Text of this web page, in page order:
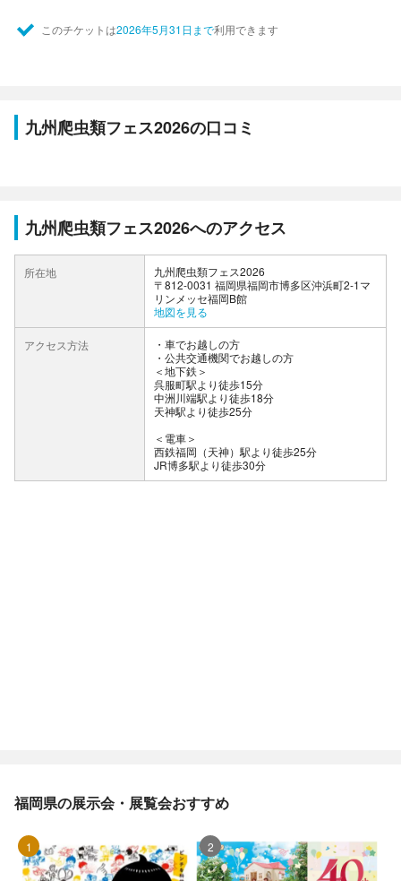
このチケットは2026年5月31日まで利用できます
九州爬虫類フェス2026の口コミ
九州爬虫類フェス2026へのアクセス
所在地
九州爬虫類フェス2026
〒812-0031 福岡県福岡市博多区沖浜町2-1マ
リンメッセ福岡B館
地図を見る
アクセス方法
車でお越しの方
公共交通機関でお越しの方
＜地下鉄＞
呉服町駅より徒歩15分
中洲川端駅より徒歩18分
天神駅より徒歩25分
＜電車＞
西鉄福岡（天神）駅より徒歩25分
JR博多駅より徒歩30分
福岡県の展示会・展覧会おすすめ
1位 2位